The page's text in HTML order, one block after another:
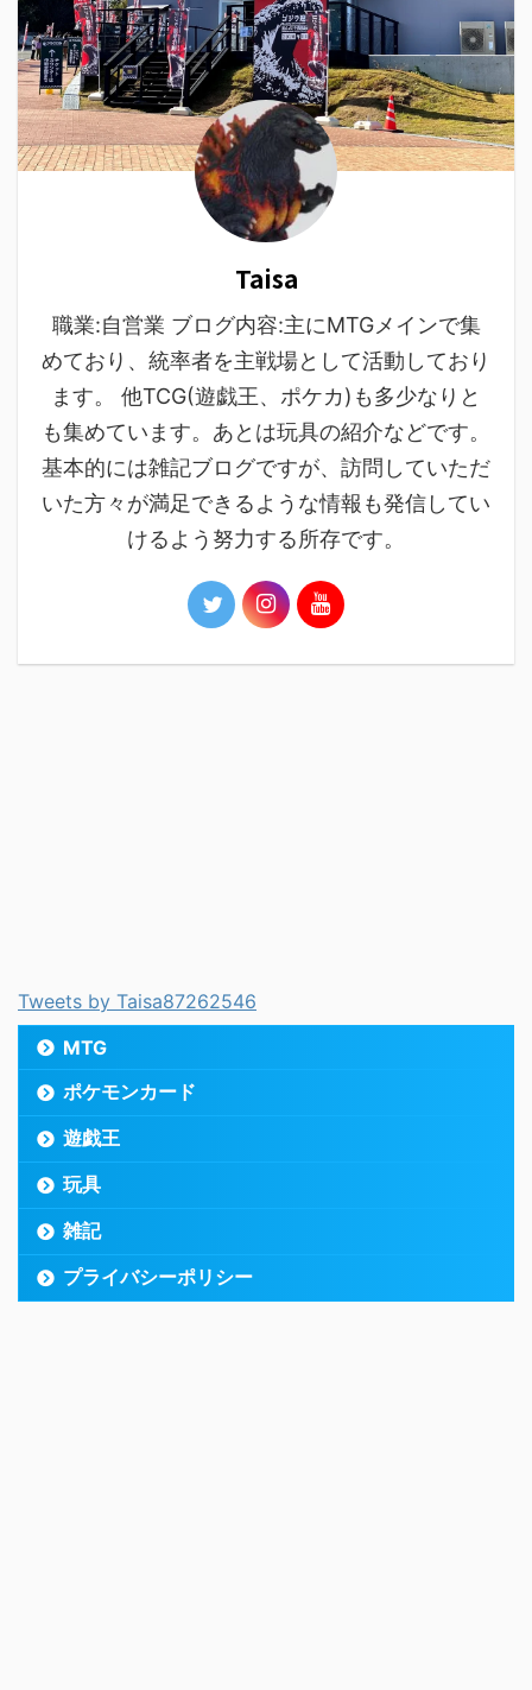
Taisa
職業:自営業 ブログ内容:主にMTGメインで集
めており、統率者を主戦場として活動しており
ます。 他TCG(遊戯王、ポケカ)も多少なりと
も集めています。あとは玩具の紹介などです。
基本的には雑記ブログですが、訪問していただ
いた方々が満足できるような情報も発信してい
けるよう努力する所存です。
Tweets by Taisa87262546
MTG
ポケモンカード
遊戯王
玩具
雑記
プライバシーポリシー